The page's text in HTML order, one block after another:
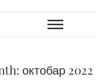
октобар 2022